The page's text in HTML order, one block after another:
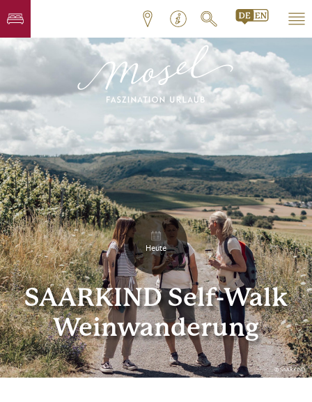
© SAARKIND
Heute
SAARKIND Self-Walk
Weinwanderung